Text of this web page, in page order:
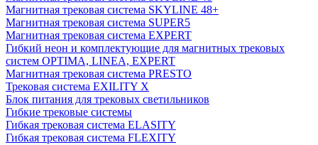
Магнитная трековая система SKYLINE 48+
Магнитная трековая система SUPER5
Магнитная трековая система EXPERT
Гибкий неон и комплектующие для магнитных трековых
систем OPTIMA, LINEA, EXPERT
Магнитная трековая система PRESTO
Трековая система EXILITY X
Блок питания для трековых светильников
Гибкие трековые системы
Гибкая трековая система ELASITY
Гибкая трековая система FLEXITY